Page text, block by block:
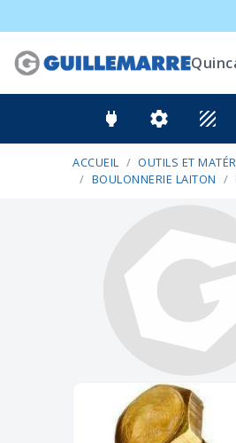
power settings texture
ACCUEIL OUTILS ET
BOULONNERIE LAITON